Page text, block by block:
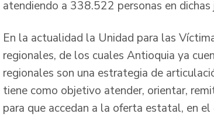
atendiendo a 338.522 personas en dichas
En la actualidad la Unidad para las
regionales, de los cuales Antioquia ya
regionales son una estrategia de
tiene como objetivo atender, orientar,
para que accedan a la oferta estatal, en